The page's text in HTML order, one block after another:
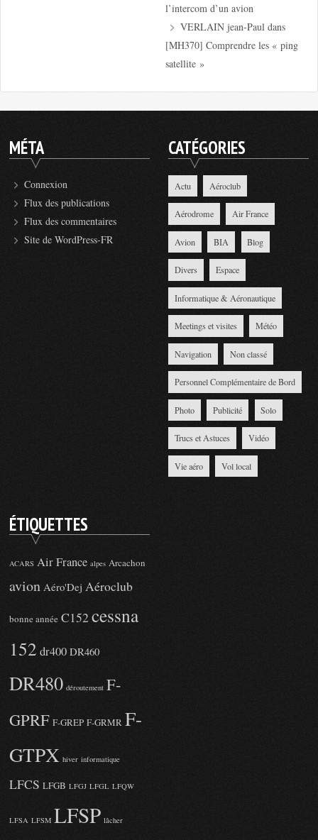
l’intercom d’un avion
VERLAIN jean-Paul dans
[MH370] Comprendre les « ping
satellite »
MÉTA
Connexion
Flux des publications
Flux des commentaires
Site de WordPress-FR
CATÉGORIES
Actu Aéroclub
Aérodrome Air France
Avion BIA Blog
Divers Espace
Informatique & Aéronautique
Meetings et visites Météo
Navigation Non classé
Personnel Complémentaire de Bord
Photo Publicité Solo
Trucs et Astuces Vidéo
Vie aéro Vol local
ÉTIQUETTES
ACARS Air France alpes Arcachon
avion Aéro'Dej Aéroclub
bonne année C152cessna
152 dr400 DR460
DR480 déroutement F-
GPRF F-GREP F-GRMR F-
GTPX hiver informatique
LFCS LFGB LFGJ LFGL LFQW
LFSA LFSM LFSP lâcher